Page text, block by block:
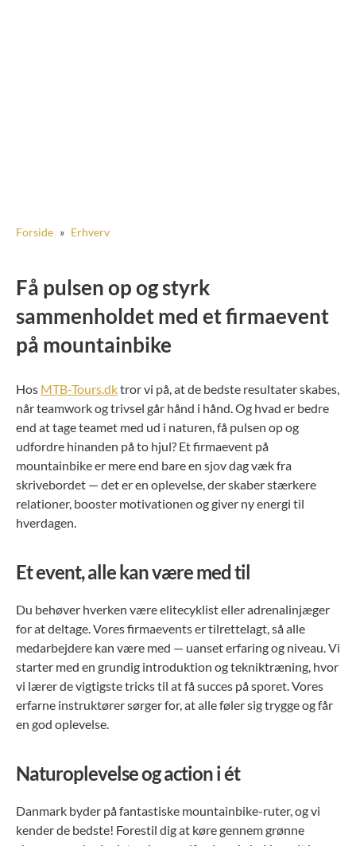
Forside » Erhverv
Få pulsen op og styrk
sammenholdet med et firmaevent
på mountainbike
Hos MTB-Tours.dktror vi på, at de bedste resultater skabes,
når teamwork og trivsel går hånd i hånd. Og hvad er bedre
end at tage teamet med ud i naturen, få pulsen op og
udfordre hinanden på to hjul? Et firmaevent på
mountainbike er mere end bare en sjov dag væk fra
skrivebordet — det er en oplevelse, der skaber stærkere
relationer, booster motivationen og giver ny energi til
hverdagen.
Et event, alle kan være med til
Du behøver hverken være elitecyklist eller adrenalinjæger
for at deltage. Vores firmaevents er tilrettelagt, så alle
medarbejdere kan være med — uanset erfaring og niveau. Vi
starter med en grundig introduktion og tekniktræning, hvor
vi lærer de vigtigste tricks til at få succes på sporet. Vores
erfarne instruktører sørger for, at alle føler sig trygge og får
en god oplevelse.
Naturoplevelse og action i ét
Danmark byder på fantastiske mountainbike-ruter, og vi
kender de bedste! Forestil dig at køre gennem grønne